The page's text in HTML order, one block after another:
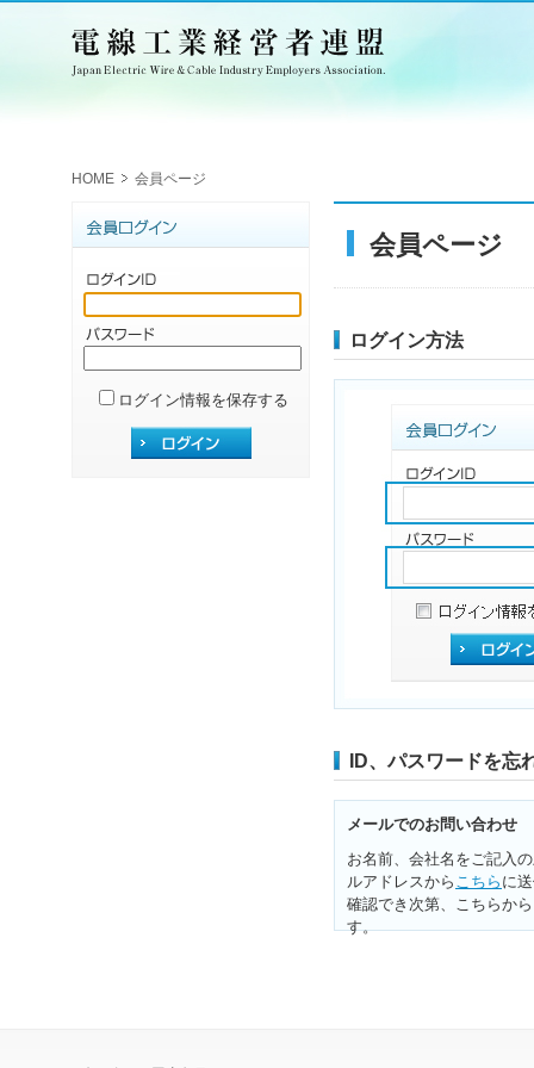
HOME 会員ページ
会員ページ
ログイン方法
ID、パスワードを忘
メールでのお問い合わせ
お名前、会社名をご記入
ルアドレスから こちら に
確認でき次第、こちらか
す。
ログイン情報を保存する